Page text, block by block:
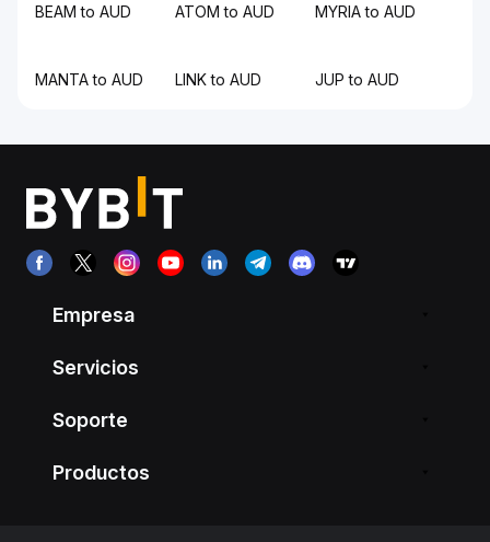
BEAM to AUD ATOM to AUD MYRIA to AUD
MANTA to AUD LINK to AUD JUP to AUD
Empresa
Servicios
Soporte
Productos